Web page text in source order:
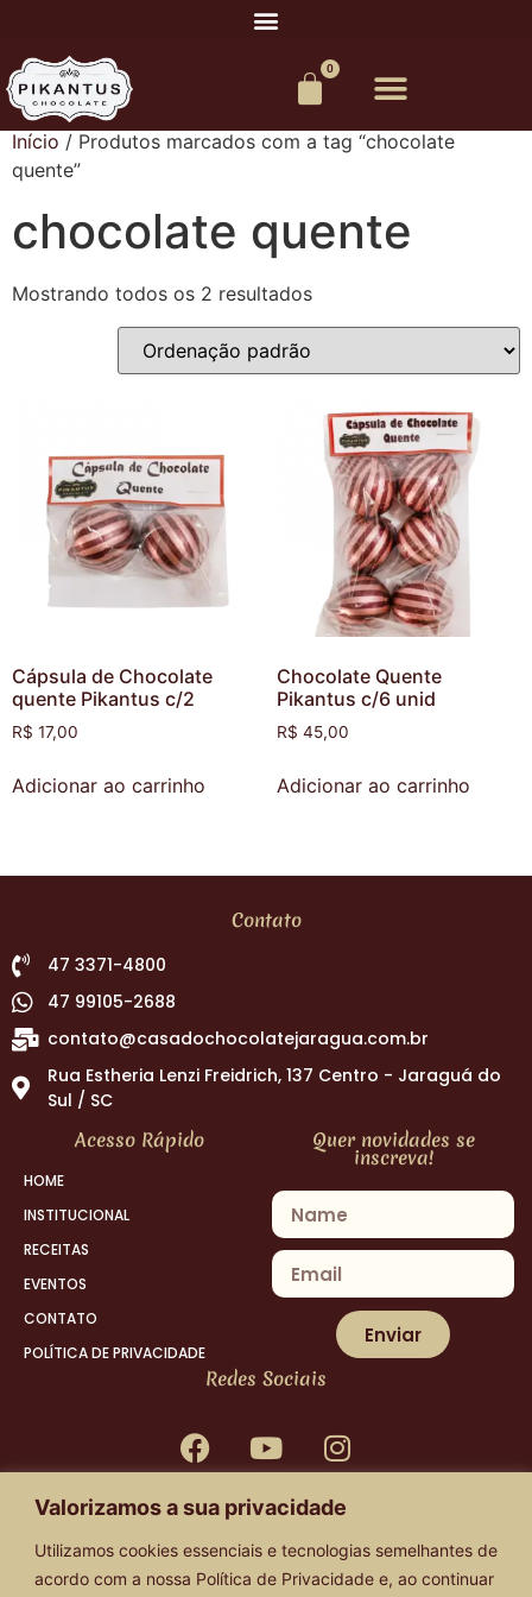
Valorizamos a sua privacidade
Utilizamos cookies essenciais e tecnologias semelhantes de
acordo com a nossa Política de Privacidade e, ao continuar
0
Início / Produtos marcados com a tag “chocolate
quente”
chocolate quente
Mostrando todos os 2 resultados
Cápsula de Chocolate
quente Pikantus c/2
R$ 17,00
Adicionar ao carrinho
Chocolate Quente
Pikantus c/6 unid
R$ 45,00
Adicionar ao carrinho
Contato
47 3371-4800
47 99105-2688
contato@casadochocolatejaragua.com.br
Rua Estheria Lenzi Freidrich, 137 Centro - Jaraguá do
Sul / SC
Acesso Rápido
HOME
INSTITUCIONAL
RECEITAS
EVENTOS
CONTATO
POLÍTICA DE PRIVACIDADE
Quer novidades se
inscreva!
Enviar
Redes Sociais
Compra segura!